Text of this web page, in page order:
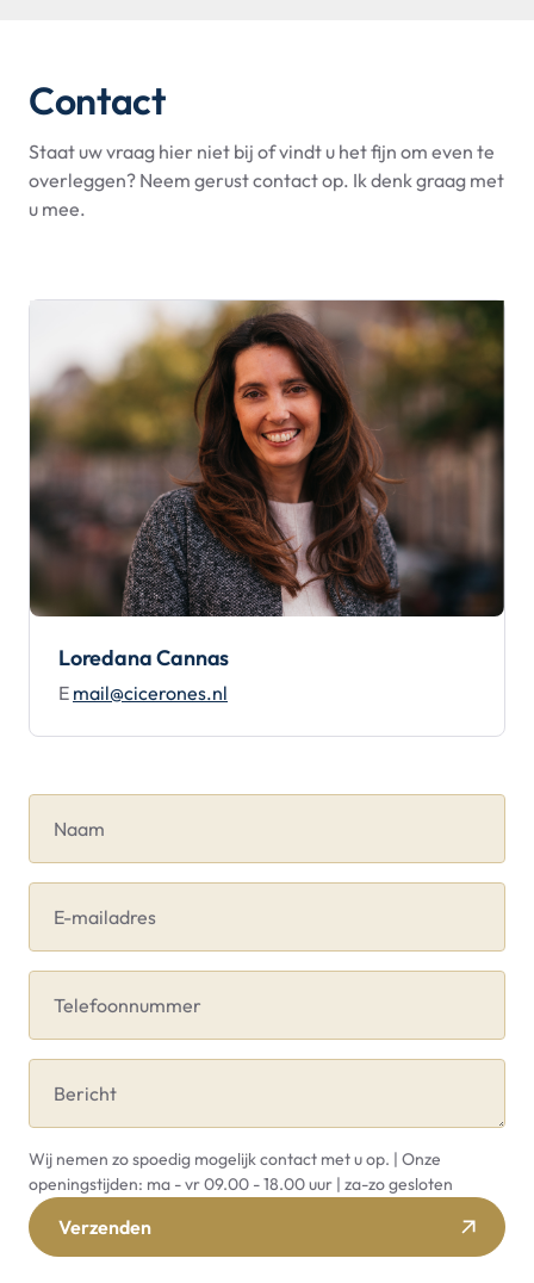
Contact
Staat uw vraag hier niet bij of vindt u het fijn om even te
overleggen? Neem gerust contact op. Ik denk graag met
u mee.
Loredana Cannas
E mail@cicerones.nl
Naam
E-mailadres
Telefoonnummer
Bericht
Wij nemen zo spoedig mogelijk contact met u op. | Onze
openingstijden: ma - vr 09.00 - 18.00 uur | za-zo gesloten
Verzenden